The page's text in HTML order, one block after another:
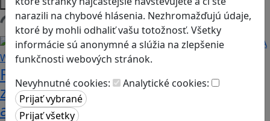
narazili na chybové hlásenia. Nezhromažďujú údaje,
ktoré by mohli odhaliť vašu totožnosť. Všetky
informácie sú anonymné a slúžia na zlepšenie
funkčnosti webových stránok.
Nevyhnutné cookies:
Analytické cookies:
Načítam blogy
Fotografujte zvieratká, aby ste
zachránili ostrov v Alba: A Wildlife
adventure